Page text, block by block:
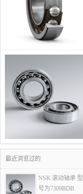
最近浏览过的
NSK 滚动轴承 型
号为7309BDB